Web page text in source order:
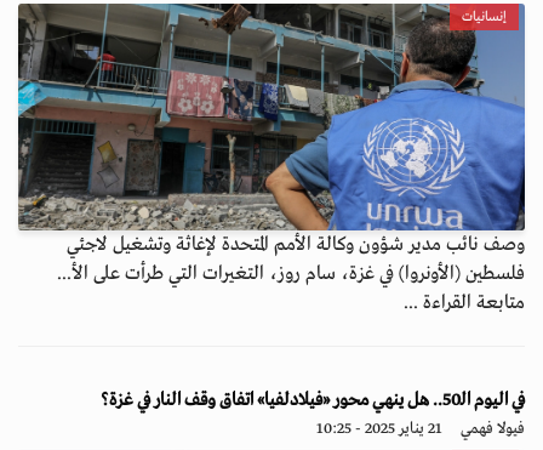
إنسانيات
وصف نائب مدير شؤون وكالة الأمم المتحدة لإغاثة وتشغيل لاجئي
فلسطين (الأونروا) في غزة، سام روز، التغيرات التي طرأت على الأ...
متابعة القراءة ...
في اليوم الـ50.. هل ينهي محور «فيلادلفيا» اتفاق وقف النار في غزة؟
فيولا فهمي 21 يناير 2025 - 10:25